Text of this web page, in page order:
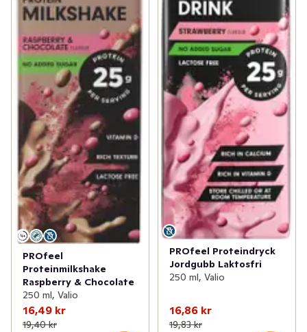
PROfeel
Proteinmilkshake
Raspberry & Chocolate
250 ml, Valio
16,49 kr
19,40 kr
PROfeel Proteindryck
Jordgubb Laktosfri
250 ml, Valio
16,86 kr
19,83 kr